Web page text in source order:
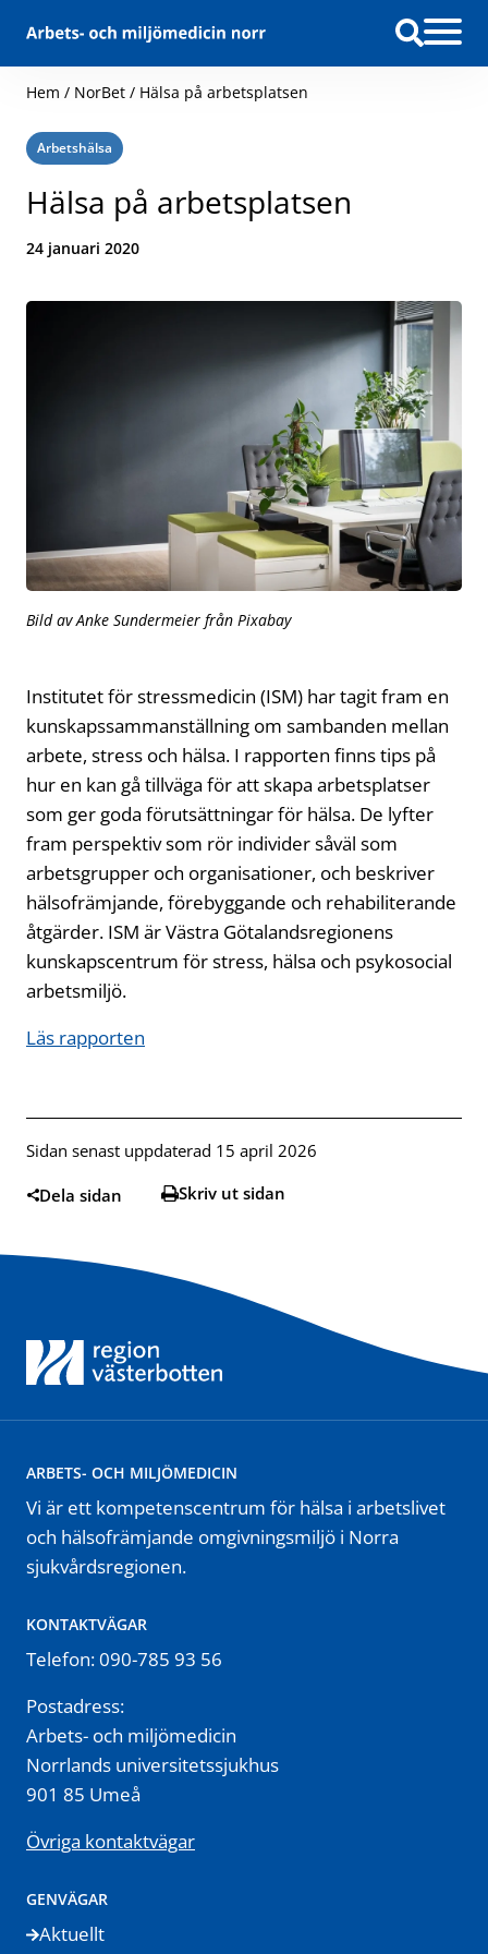
Hem / NorBet / Hälsa på arbetsplatsen
Kategori:
Arbetshälsa
Hälsa på arbetsplatsen
Datum:
24 januari 2020
Bild av Anke Sundermeier från Pixabay
Institutet för stressmedicin (ISM) har tagit fram en
kunskapssammanställning om sambanden mellan
arbete, stress och hälsa. I rapporten finns tips på
hur en kan gå tillväga för att skapa arbetsplatser
som ger goda förutsättningar för hälsa. De lyfter
fram perspektiv som rör individer såväl som
arbetsgrupper och organisationer, och beskriver
hälsofrämjande, förebyggande och rehabiliterande
åtgärder. ISM är Västra Götalandsregionens
kunskapscentrum för stress, hälsa och psykosocial
arbetsmiljö.
Läs rapporten
Sidan senast uppdaterad 15 april 2026
Dela sidan Skriv ut sidan
ARBETS- OCH MILJÖMEDICIN
Vi är ett kompetenscentrum för hälsa i arbetslivet
och hälsofrämjande omgivningsmiljö i Norra
sjukvårdsregionen.
KONTAKTVÄGAR
Telefon: 090-785 93 56
Postadress:
Arbets- och miljömedicin
Norrlands universitetssjukhus
901 85 Umeå
Övriga kontaktvägar
GENVÄGAR
Aktuellt